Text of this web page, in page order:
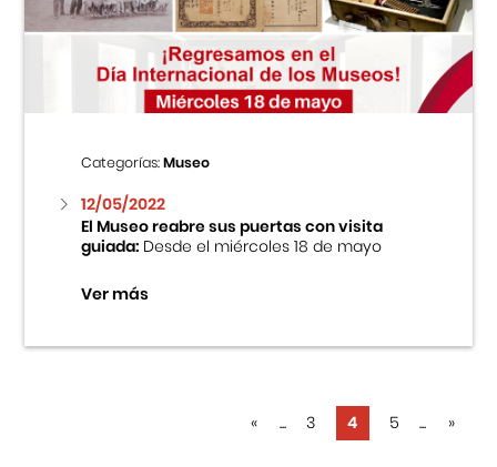
Categorías:Museo
12/05/2022
El Museo reabre sus puertas con visita
guiada:Desde el miércoles 18 de mayo
Ver más
« ... 3 4 5 ... »